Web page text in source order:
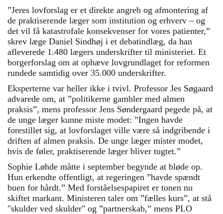
”Jeres lovforslag er et direkte angreb og afmontering af
de praktiserende læger som institution og erhverv – og
det vil få katastrofale konsekvenser for vores patienter,”
skrev læge Daniel Sindhøj i et debatindlæg, da han
afleverede 1.480 lægers underskrifter til ministeriet. Et
borgerforslag om at ophæve lovgrundlaget for reformen
rundede samtidig over 35.000 underskrifter.
Eksperterne var heller ikke i tvivl. Professor Jes Søgaard
advarede om, at ”politikerne gambler med almen
praksis”, mens professor Jens Søndergaard pegede på, at
de unge læger kunne miste modet: ”Ingen havde
forestillet sig, at lovforslaget ville være så indgribende i
driften af almen praksis. De unge læger mister modet,
hvis de føler, praktiserende læger bliver tugtet.”
Sophie Løhde måtte i september begynde at bløde op.
Hun erkendte offentligt, at regeringen ”havde spændt
buen for hårdt.” Med forståelsespapiret er tonen nu
skiftet markant. Ministeren taler om ”fælles kurs”, at stå
"skulder ved skulder" og ”partnerskab,” mens PLO